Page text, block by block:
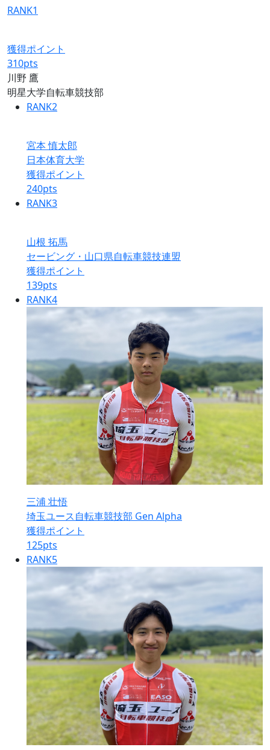
RANK1
獲得ポイント
310pts
川野 鷹
明星大学自転車競技部
RANK2
宮本 慎太郎
日本体育大学
獲得ポイント
240pts
RANK3
山根 拓馬
セービング・山口県自転車競技連盟
獲得ポイント
139pts
RANK4
三浦 壮悟
埼玉ユース自転車競技部 Gen Alpha
獲得ポイント
125pts
RANK5